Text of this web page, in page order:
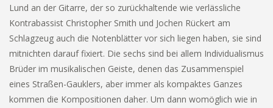
Lund an der Gitarre, der so zurückhaltende wie verlässliche
Kontrabassist Christopher Smith und Jochen Rückert am
Schlagzeug auch die Notenblätter vor sich liegen haben, sie sind
mitnichten darauf fixiert. Die sechs sind bei allem Individualismus
Brüder im musikalischen Geiste, denen das Zusammenspiel
eines Straßen-Gauklers, aber immer als kompaktes Ganzes
kommen die Kompositionen daher. Um dann womöglich wie in